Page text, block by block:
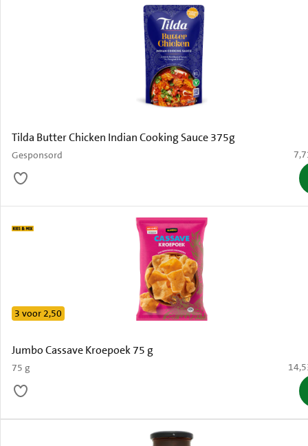
Tilda Butter Chicken Indian Cooking Sauce 375g
Gesponsord €
Jumbo Cassave Kroepoek 75 g
75 g
3 voor 2,50
€